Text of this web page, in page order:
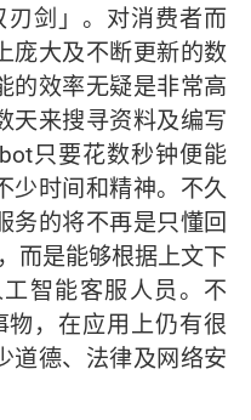
剑」。对消费者而
庞大及不断更新的数
的效率无疑是非常高
天来搜寻资料及编写
只要花数秒钟便能
少时间和精神。不久
务的将不再是只懂回
而是能够根据上文下
智能客服人员。不
物，在应用上仍有很
道德、法律及网络安